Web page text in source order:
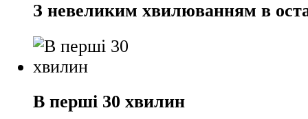
З невеликим хвилюванням в
В перші 30 хвилин